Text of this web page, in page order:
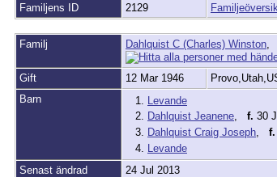
Familjens ID
2129
Familj Dahlquist C (Charles) Winston
Gift
12 Mar 1946
Barn
1. Levande
2. Dahlquist Jeanene f. 30
3. Dahlquist Craig Joseph f.
4. Levande
Senast ändrad
24 Jul 2013